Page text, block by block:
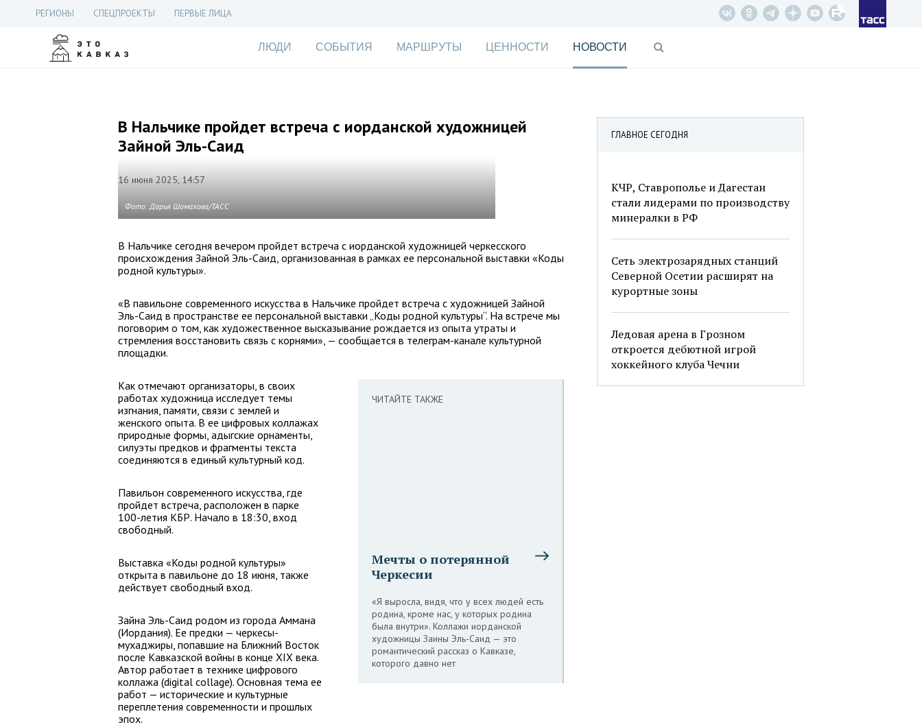
РЕГИОНЫ СПЕЦПРОЕКТЫ ПЕРВЫЕ ЛИЦА
ЛЮДИ СОБЫТИЯ МАРШРУТЫ ЦЕННОСТИ НОВОСТИ
ГЛАВНОЕ СЕГОДНЯ
КЧР, Ставрополье и Дагестан
стали лидерами по производству
минералки в РФ
Сеть электрозарядных станций
Северной Осетии расширят на
курортные зоны
Ледовая арена в Грозном
откроется дебютной игрой
хоккейного клуба Чечни
В Нальчике пройдет встреча с иорданской художницей
Зайной Эль-Саид
16 июня 2025, 14:57
Фото: Дарья Шомахова/ТАСС
В Нальчике сегодня вечером пройдет встреча с иорданской художницей черкесского
происхождения Зайной Эль-Саид, организованная в рамках ее персональной выставки «Коды
родной культуры».
«В павильоне современного искусства в Нальчике пройдет встреча с художницей Зайной
Эль-Саид в пространстве ее персональной выставки „Коды родной культуры“. На встрече мы
поговорим о том, как художественное высказывание рождается из опыта утраты и
стремления восстановить связь с корнями», — сообщается в телеграм-канале культурной
площадки.
ЧИТАЙТЕ ТАКЖЕ
Мечты о потерянной
Черкесии
«Я выросла, видя, что у всех людей есть
родина, кроме нас, у которых родина
была внутри». Коллажи иорданской
художницы Заины Эль-Саид — это
романтический рассказ о Кавказе,
которого давно нет
Как отмечают организаторы, в своих
работах художница исследует темы
изгнания, памяти, связи с землей и
женского опыта. В ее цифровых коллажах
природные формы, адыгские орнаменты,
силуэты предков и фрагменты текста
соединяются в единый культурный код.
Павильон современного искусства, где
пройдет встреча, расположен в парке
100-летия КБР. Начало в 18:30, вход
свободный.
Выставка «Коды родной культуры»
открыта в павильоне до 18 июня, также
действует свободный вход.
Зайна Эль-Саид родом из города Аммана
(Иордания). Ее предки — черкесы-
мухаджиры, попавшие на Ближний Восток
после Кавказской войны в конце XIX века.
Автор работает в технике цифрового
коллажа (digital collage). Основная тема ее
работ — исторические и культурные
переплетения современности и прошлых
эпох.